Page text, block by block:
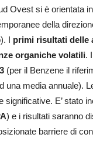
Ovest si è orientata
della
I primi risultati delle
organiche volatili.
(per il Benzene il
una media annuale).
E’ stato
) e i risultati saranno
barriere di